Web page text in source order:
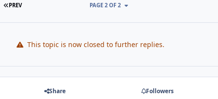
FIRST PAGE
PREV PAGE 2 OF 2
This topic is now closed to further replies.
Share Followers